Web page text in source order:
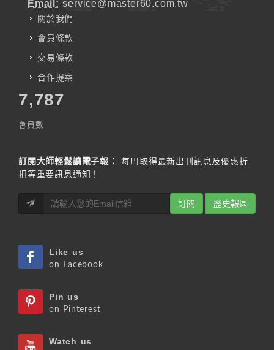
Email: service@master60.com.tw
關於我們
會員條款
交易條款
合作提案
7,787
會員數
訂閱大師輕鬆讀電子報：
每周取得最新出刊訊息及優惠折
扣等重要訊息通知！
訂閱 歷史報區
Like us
on Facebook
Pin us
on Pinterest
Watch us